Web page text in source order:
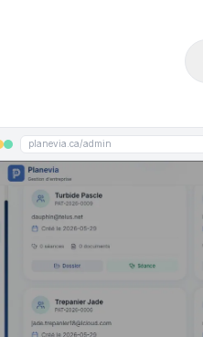
planevia.ca/admin